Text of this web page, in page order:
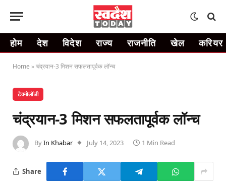
होम देश विदेश राज्य राजनीति खेल करियर
Home »चंद्रयान-3 मिशन सफलतापूर्वक लॉन्च
टेक्नोलॉजी
चंद्रयान-3 मिशन सफलतापूर्वक लॉन्च
ByIn Khabar July 14, 2023 1 Min Read
Share